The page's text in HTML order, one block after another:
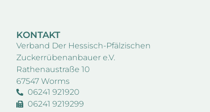
KONTAKT
Verband Der Hessisch-Pfälzischen
Zuckerrübenanbauer e.V.
Rathenaustraße 10
67547 Worms
06241 921920
06241 9219299